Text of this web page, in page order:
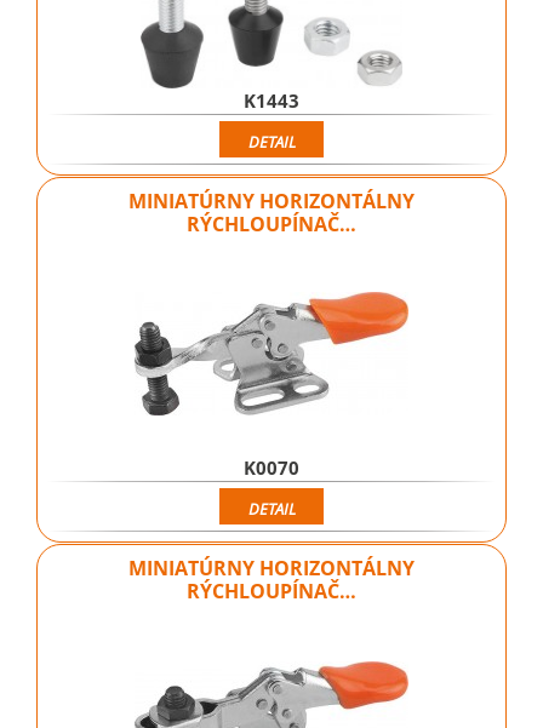
K1443
DETAIL
MINIATÚRNY HORIZONTÁLNY
RÝCHLOUPÍNAČ…
K0070
DETAIL
MINIATÚRNY HORIZONTÁLNY
RÝCHLOUPÍNAČ…